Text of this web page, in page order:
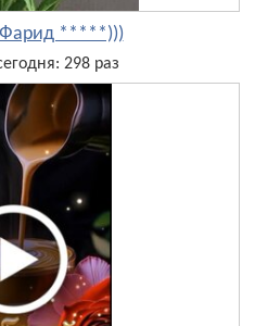
Фарид *****)))
298 раз